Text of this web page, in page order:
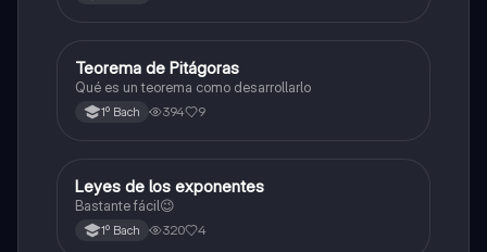
indefinidas y ejemplos.
Matemáticas
Teorema de Pitágoras
Qué es un teorema como desarrollarlo
1º Bach 394 9
Matemáticas
Leyes de los exponentes
Bastante fácil😉
1º Bach 320 4